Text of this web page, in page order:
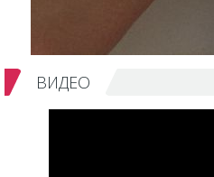
ВИДЕО